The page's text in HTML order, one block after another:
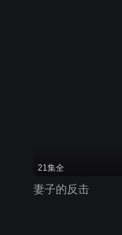
21集全
妻子的反击